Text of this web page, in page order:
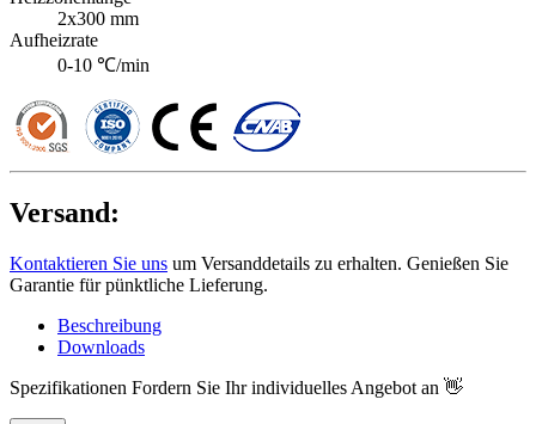
2x300 mm
Aufheizrate
0-10 ℃/min
Versand:
Kontaktieren Sie uns um Versanddetails zu erhalten. Genießen Sie
Garantie für pünktliche Lieferung.
Beschreibung
Downloads
Spezifikationen Fordern Sie Ihr individuelles Angebot an 👋